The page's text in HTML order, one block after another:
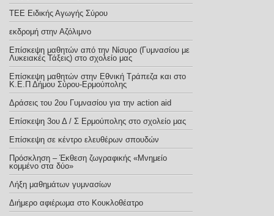
TEE Eιδικής Αγωγής Σύρου
εκδρομή στην Αζόλιμνο
Επίσκεψη μαθητών από την Νίσυρο (Γυμνασίου με
Λυκειακές Τάξεις) στο σχολείο μας
Επίσκεψη μαθητών στην Εθνική Τράπεζα και στο
Κ.Ε.Π Δήμου Σύρου-Ερμούπολης
Δράσεις του 2ου Γυμνασίου για την action aid
Επίσκεψη 3ου Δ / Σ Ερμούπολης στο σχολείο μας
Eπίσκεψη σε κέντρο ελευθέρων σπουδών
Πρόσκληση – Έκθεση ζωγραφικής «Μνημείο
κομμένο στα δύο»
Λήξη μαθημάτων γυμνασίων
Διήμερο αφιέρωμα στο Κουκλοθέατρο